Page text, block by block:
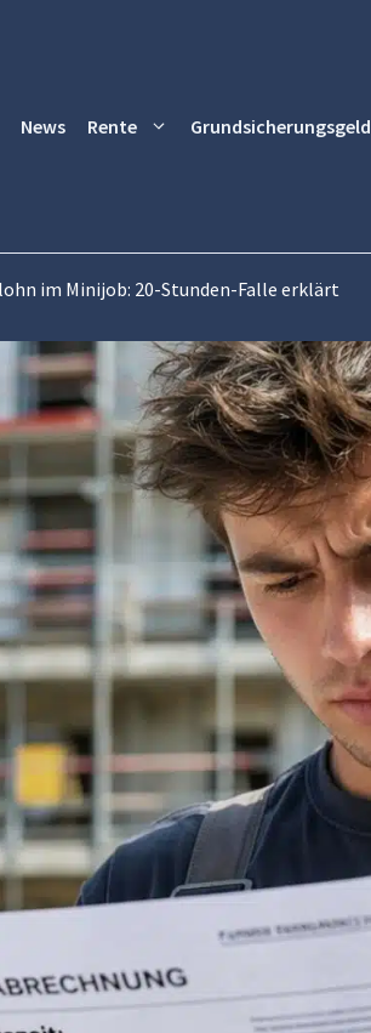
News Rente Grundsicherungsgeld
im Minijob: 20-Stunden-Falle erklärt